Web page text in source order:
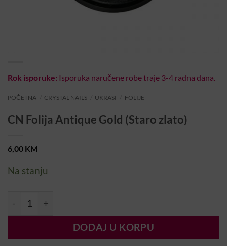
Rok isporuke: Isporuka naručene robe traje 3-4 radna dana.
POČETNA CRYSTAL NAILS UKRASI FOLIJE
CN Folija Antique Gold (Staro zlato)
6,00 KM
Na stanju
CN Folija Antique Gold (Staro zlato) količina
DODAJ U KORPU